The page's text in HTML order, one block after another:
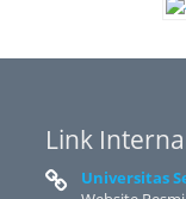
Link
Universitas